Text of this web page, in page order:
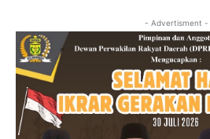
- Advertisment -